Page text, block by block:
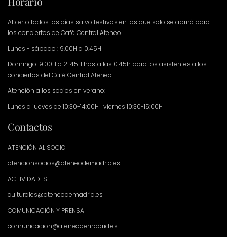
Abierto todos los días salvo festivos en los que solo se abrirá para
los conciertos de Café Central Ateneo.
Lunes - sábado : 9.00H a 0.45H
Domingo: 9.00H a 21.45H hasta las 0.45h para los asistentes a los
conciertos del Café Central Ateneo.
Atención a los socios en verano:
Lunes a jueves de 10:30-14:00H | viernes 10:30-15:00H
Contactos
ATENCIÓN AL SOCIO
atencionsocios@ateneodemadrid.es
ACTIVIDADES:
culturales@ateneodemadrid.es
COMUNICACIÓN Y PRENSA
comunicacion@ateneodemadrid.es